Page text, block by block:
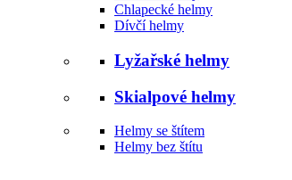
Chlapecké helmy
Dívčí helmy
Lyžařské helmy
Skialpové helmy
Helmy se štítem
Helmy bez štítu